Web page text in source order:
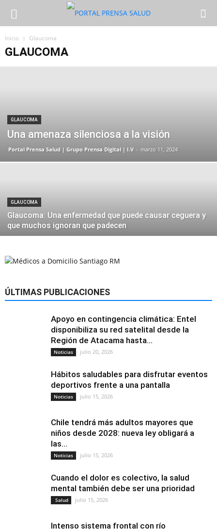
Inicio Glaucoma
GLAUCOMA
GLAUCOMA
Una amenaza silenciosa a la visión
Portal Prensa Salud | Grupo Prensa Digital | I.V - marzo 11, 2024
GLAUCOMA
Glaucoma: Una enfermedad que puede causar ceguera y
que muchos ignoran que padecen
ÚLTIMAS PUBLICACIONES
Apoyo en contingencia climática: Entel
disponibiliza su red satelital desde la
Región de Atacama hasta...
Noticias julio 20, 2026
Hábitos saludables para disfrutar eventos
deportivos frente a una pantalla
Noticias julio 15, 2026
Chile tendrá más adultos mayores que
niños desde 2028: nueva ley obligará a
las...
Noticias julio 15, 2026
Cuando el dolor es colectivo, la salud
mental también debe ser una prioridad
Salud julio 15, 2026
Intenso sistema frontal con río